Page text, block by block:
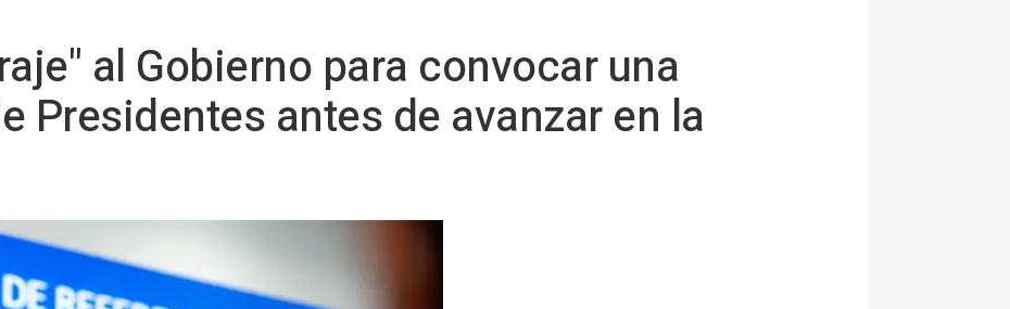
al Gobierno para convocar una
Presidentes antes de avanzar en la